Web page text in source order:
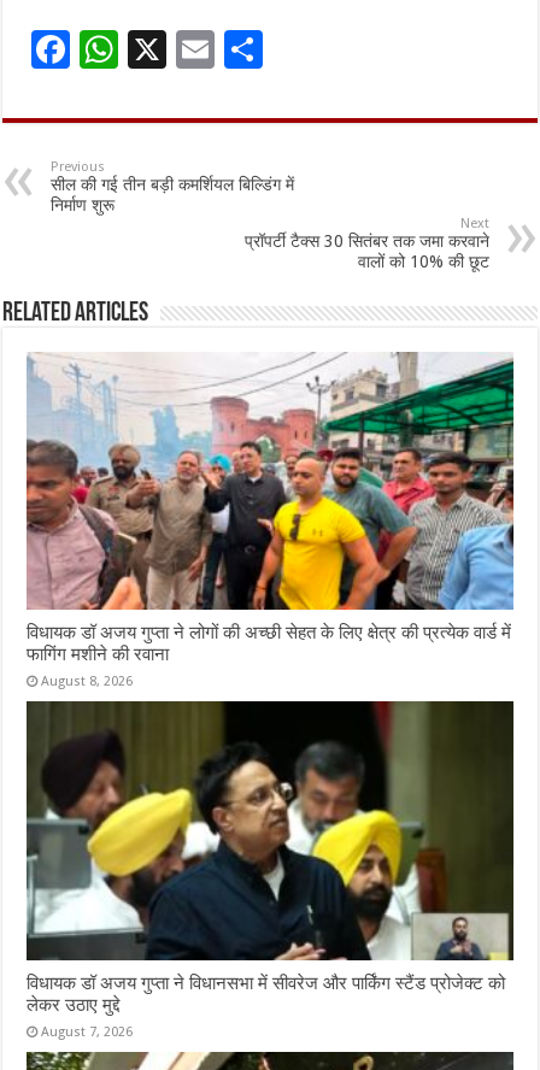
F
e
b
o
W
at
sA
p
X
E
ai ar
e
Previous
सील की गई तीन बड़ी कमर्शियल बिल्डिंग में
निर्माण शुरू
Next
प्रॉपर्टी टैक्स 30 सितंबर तक जमा करवाने
वालों को 10% की छूट
Related Articles
विधायक डॉ अजय गुप्ता ने लोगों की अच्छी सेहत के लिए क्षेत्र की प्रत्येक वार्ड में
फागिंग मशीने की रवाना
August 8, 2026
विधायक डॉ अजय गुप्ता ने विधानसभा में सीवरेज और पार्किंग स्टैंड प्रोजेक्ट को
लेकर उठाए मुद्दे
August 7, 2026